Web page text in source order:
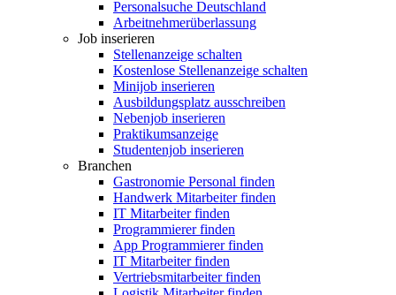
Personalsuche Deutschland
Arbeitnehmerüberlassung
Job inserieren
Stellenanzeige schalten
Kostenlose Stellenanzeige schalten
Minijob inserieren
Ausbildungsplatz ausschreiben
Nebenjob inserieren
Praktikumsanzeige
Studentenjob inserieren
Branchen
Gastronomie Personal finden
Handwerk Mitarbeiter finden
IT Mitarbeiter finden
Programmierer finden
App Programmierer finden
IT Mitarbeiter finden
Vertriebsmitarbeiter finden